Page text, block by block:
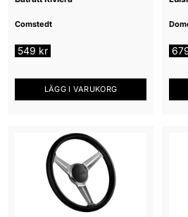
Comstedt
549 kr
LÄGG I VARUKORG